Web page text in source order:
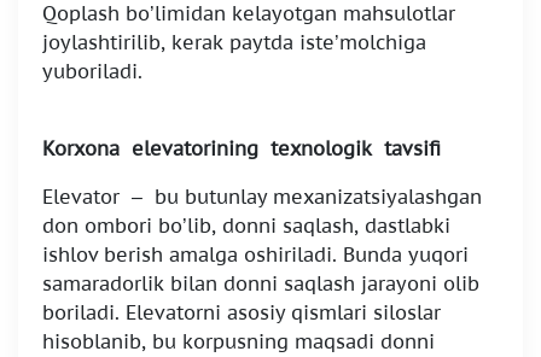
Qoplash bo’limidan kelayotgan mahsulotlar
joylashtirilib, kerak paytda iste’molchiga
yuboriladi.
Korxona elevatorining texnologik tavsifi
Elevator – bu butunlay mexanizatsiyalashgan
don ombori bo’lib, donni saqlash, dastlabki
ishlov berish amalga oshiriladi. Bunda yuqori
samaradorlik bilan donni saqlash jarayoni olib
boriladi. Elevatorni asosiy qismlari siloslar
hisoblanib, bu korpusning maqsadi donni